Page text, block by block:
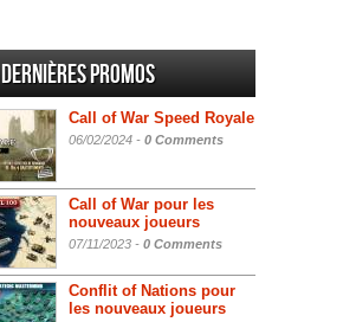
Dernières promos
Call of War Speed Royale
06/02/2024 - 0 Comments
Call of War pour les
nouveaux joueurs
07/11/2023 - 0 Comments
Conflit of Nations pour
les nouveaux joueurs